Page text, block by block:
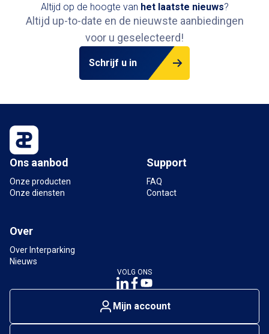
Altijd op de hoogte van het laatste nieuws?
Altijd up-to-date en de nieuwste aanbiedingen
voor u geselecteerd!
Schrijf u in
Ons aanbod
Onze producten
Onze diensten
Support
FAQ
Contact
Over
Over Interparking
Nieuws
VOLG ONS
Mijn account